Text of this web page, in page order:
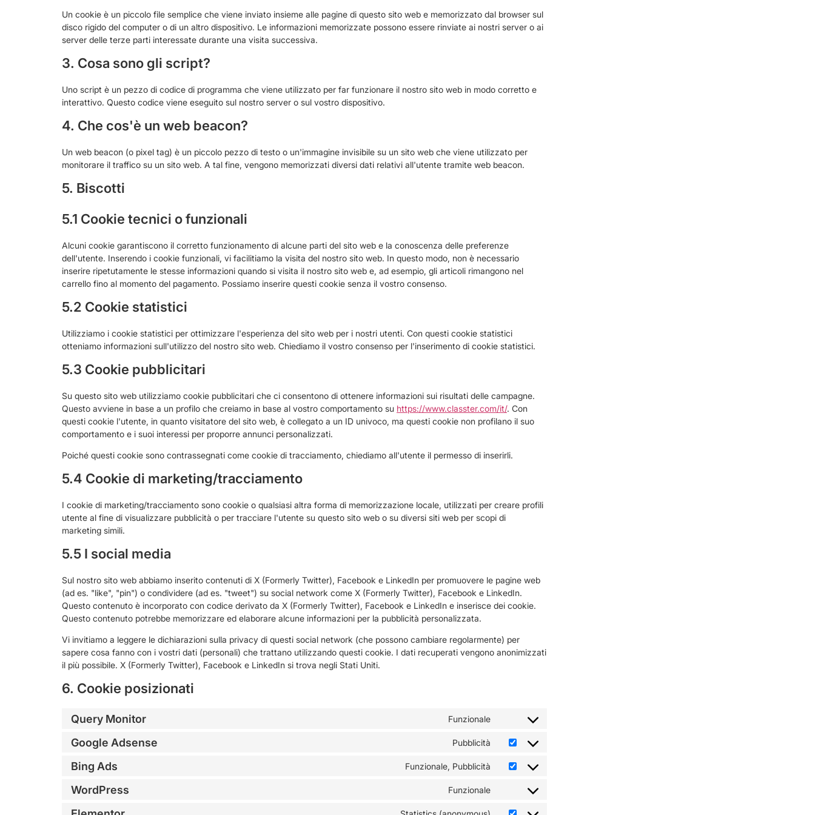
Un cookie è un piccolo file semplice che viene inviato insieme alle pagine di questo sito web e memorizzato dal browser sul
disco rigido del computer o di un altro dispositivo. Le informazioni memorizzate possono essere rinviate ai nostri server o ai
server delle terze parti interessate durante una visita successiva.
3. Cosa sono gli script?
Uno script è un pezzo di codice di programma che viene utilizzato per far funzionare il nostro sito web in modo corretto e
interattivo. Questo codice viene eseguito sul nostro server o sul vostro dispositivo.
4. Che cos'è un web beacon?
Un web beacon (o pixel tag) è un piccolo pezzo di testo o un'immagine invisibile su un sito web che viene utilizzato per
monitorare il traffico su un sito web. A tal fine, vengono memorizzati diversi dati relativi all'utente tramite web beacon.
5. Biscotti
5.1 Cookie tecnici o funzionali
Alcuni cookie garantiscono il corretto funzionamento di alcune parti del sito web e la conoscenza delle preferenze
dell'utente. Inserendo i cookie funzionali, vi facilitiamo la visita del nostro sito web. In questo modo, non è necessario
inserire ripetutamente le stesse informazioni quando si visita il nostro sito web e, ad esempio, gli articoli rimangono nel
carrello fino al momento del pagamento. Possiamo inserire questi cookie senza il vostro consenso.
5.2 Cookie statistici
Utilizziamo i cookie statistici per ottimizzare l'esperienza del sito web per i nostri utenti. Con questi cookie statistici
otteniamo informazioni sull'utilizzo del nostro sito web. Chiediamo il vostro consenso per l'inserimento di cookie statistici.
5.3 Cookie pubblicitari
Su questo sito web utilizziamo cookie pubblicitari che ci consentono di ottenere informazioni sui risultati delle campagne.
Questo avviene in base a un profilo che creiamo in base al vostro comportamento su https://www.classter.com/it/. Con
questi cookie l'utente, in quanto visitatore del sito web, è collegato a un ID univoco, ma questi cookie non profilano il suo
comportamento e i suoi interessi per proporre annunci personalizzati.
Poiché questi cookie sono contrassegnati come cookie di tracciamento, chiediamo all'utente il permesso di inserirli.
5.4 Cookie di marketing/tracciamento
I cookie di marketing/tracciamento sono cookie o qualsiasi altra forma di memorizzazione locale, utilizzati per creare profili
utente al fine di visualizzare pubblicità o per tracciare l'utente su questo sito web o su diversi siti web per scopi di
marketing simili.
5.5 I social media
Sul nostro sito web abbiamo inserito contenuti di X (Formerly Twitter), Facebook e LinkedIn per promuovere le pagine web
(ad es. "like", "pin") o condividere (ad es. "tweet") su social network come X (Formerly Twitter), Facebook e LinkedIn.
Questo contenuto è incorporato con codice derivato da X (Formerly Twitter), Facebook e LinkedIn e inserisce dei cookie.
Questo contenuto potrebbe memorizzare ed elaborare alcune informazioni per la pubblicità personalizzata.
Vi invitiamo a leggere le dichiarazioni sulla privacy di questi social network (che possono cambiare regolarmente) per
sapere cosa fanno con i vostri dati (personali) che trattano utilizzando questi cookie. I dati recuperati vengono anonimizzati
il più possibile. X (Formerly Twitter), Facebook e LinkedIn si trova negli Stati Uniti.
6. Cookie posizionati
Query Monitor Funzionale
Google Adsense Pubblicità
Bing Ads Funzionale, Pubblicità
WordPress Funzionale